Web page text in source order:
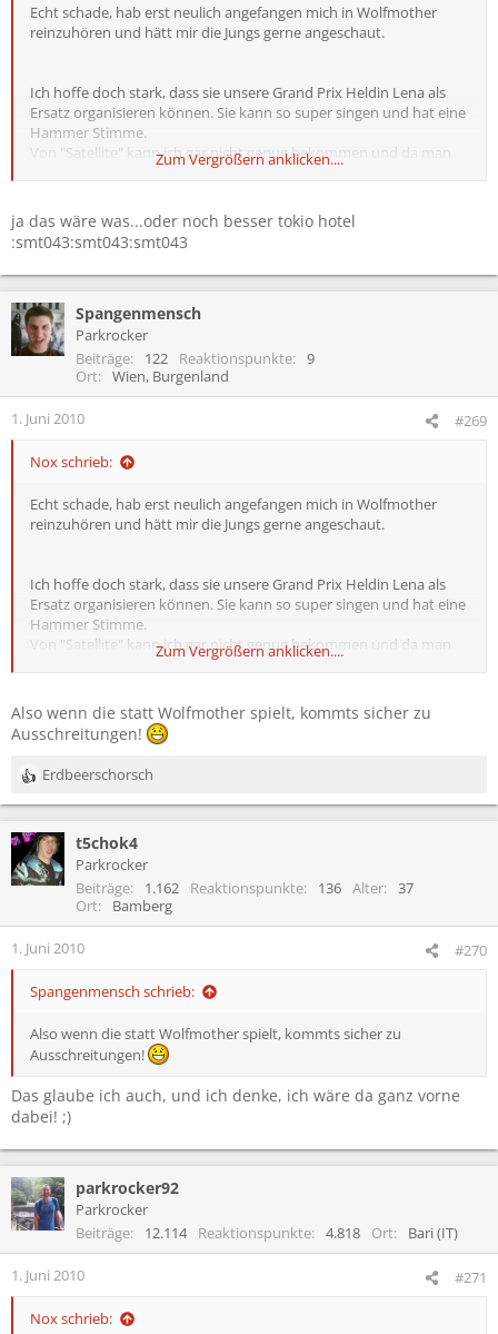
Echt schade, hab erst neulich angefangen mich in Wolfmother
reinzuhören und hätt mir die Jungs gerne angeschaut.
Ich hoffe doch stark, dass sie unsere Grand Prix Heldin Lena als
Ersatz organisieren können. Sie kann so super singen und hat eine
Hammer Stimme.
Von "Satellite" kann ich gar nicht genug bekommen und da man
sie die letzten Tage so gut wie nie im Fernsehen oder anderen
verschluckt, hoffe ich doch, dass man sie bei RiP endlich mal zu
Gesicht bekommt...
Und was wäre wohl ein ebenbürtigerer Ersatz für Wolfmother?
Zum Vergrößern anklicken....
ja das wäre was...oder noch besser tokio hotel
:smt043:smt043:smt043
Spangenmensch
Parkrocker
Beiträge
122 Reaktionspunkte
9
Ort
Wien, Burgenland
1. Juni 2010 #269
Nox schrieb:
Echt schade, hab erst neulich angefangen mich in Wolfmother
reinzuhören und hätt mir die Jungs gerne angeschaut.
Ich hoffe doch stark, dass sie unsere Grand Prix Heldin Lena als
Ersatz organisieren können. Sie kann so super singen und hat eine
Hammer Stimme.
Von "Satellite" kann ich gar nicht genug bekommen und da man
sie die letzten Tage so gut wie nie im Fernsehen oder anderen
verschluckt, hoffe ich doch, dass man sie bei RiP endlich mal zu
Gesicht bekommt...
Und was wäre wohl ein ebenbürtigerer Ersatz für Wolfmother?
Zum Vergrößern anklicken....
Also wenn die statt Wolfmother spielt, kommts sicher zu
Ausschreitungen!
R
e
k
t
i
n
Erdbeerschorsch
t5chok4
Parkrocker
Beiträge
1.162 Reaktionspunkte 136 Alter
37
Ort
Bamberg
1. Juni 2010 #270
Spangenmensch schrieb:
Also wenn die statt Wolfmother spielt, kommts sicher zu
Ausschreitungen!
Das glaube ich auch, und ich denke, ich wäre da ganz vorne
dabei! ;)
parkrocker92
Parkrocker
Beiträge
12.114 Reaktionspunkte 4.818 Ort Bari (IT)
1. Juni 2010 #271
Nox schrieb: